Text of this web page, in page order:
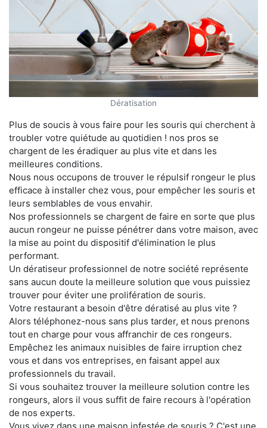
Dératisation
Plus de soucis à vous faire pour les souris qui cherchent à
troubler votre quiétude au quotidien ! nos pros se
chargent de les éradiquer au plus vite et dans les
meilleures conditions.
Nous nous occupons de trouver le répulsif rongeur le plus
efficace à installer chez vous, pour empêcher les souris et
leurs semblables de vous envahir.
Nos professionnels se chargent de faire en sorte que plus
aucun rongeur ne puisse pénétrer dans votre maison, avec
la mise au point du dispositif d'élimination le plus
performant.
Un dératiseur professionnel de notre société représente
sans aucun doute la meilleure solution que vous puissiez
trouver pour éviter une prolifération de souris.
Votre restaurant a besoin d'être dératisé au plus vite ?
Alors téléphonez-nous sans plus tarder, et nous prenons
tout en charge pour vous affranchir de ces rongeurs.
Empêchez les animaux nuisibles de faire irruption chez
vous et dans vos entreprises, en faisant appel aux
professionnels du travail.
Si vous souhaitez trouver la meilleure solution contre les
rongeurs, alors il vous suffit de faire recours à l'opération
de nos experts.
Vous vivez dans une maison infestée de souris ? C'est une